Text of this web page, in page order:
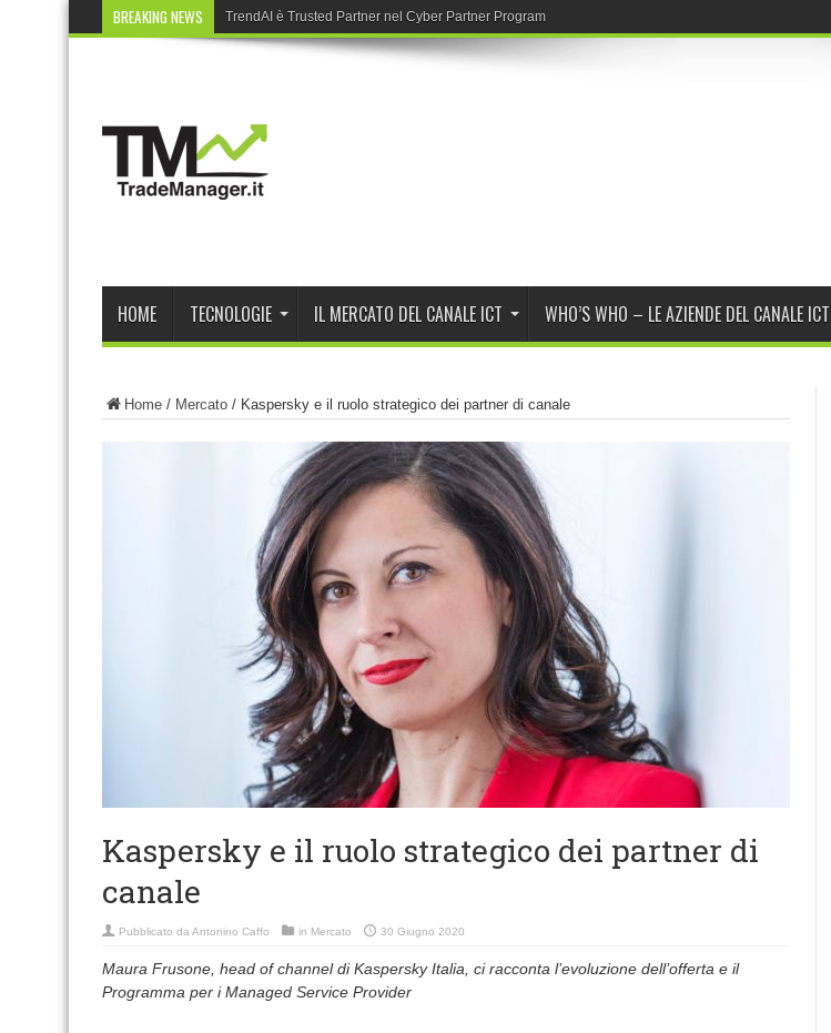
BREAKING NEWS TrendAI è Trusted Partner nel Cyber Partner Program Daybreak di OpenAI
HOME TECNOLOGIE IL MERCATO DEL CANALE ICT WHO’S WHO – LE AZIENDE DEL CANALE ICT
Home / Mercato / Kaspersky e il ruolo strategico dei partner di canale
Kaspersky e il ruolo strategico dei partner di
canale
Pubblicato da Antonino Caffo in Mercato 30 Giugno 2020
Maura Frusone, head of channel di Kaspersky Italia, ci racconta l’evoluzione dell’offerta e il
Programma per i Managed Service Provider